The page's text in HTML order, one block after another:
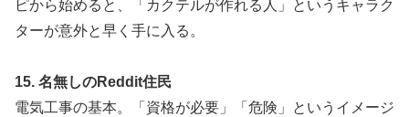
ピから始めると、「カクテルが作れる人」というキャラク
ターが意外と早く手に入る。
15. 名無しのReddit住民
電気工事の基本。「資格が必要」「危険」というイメージ